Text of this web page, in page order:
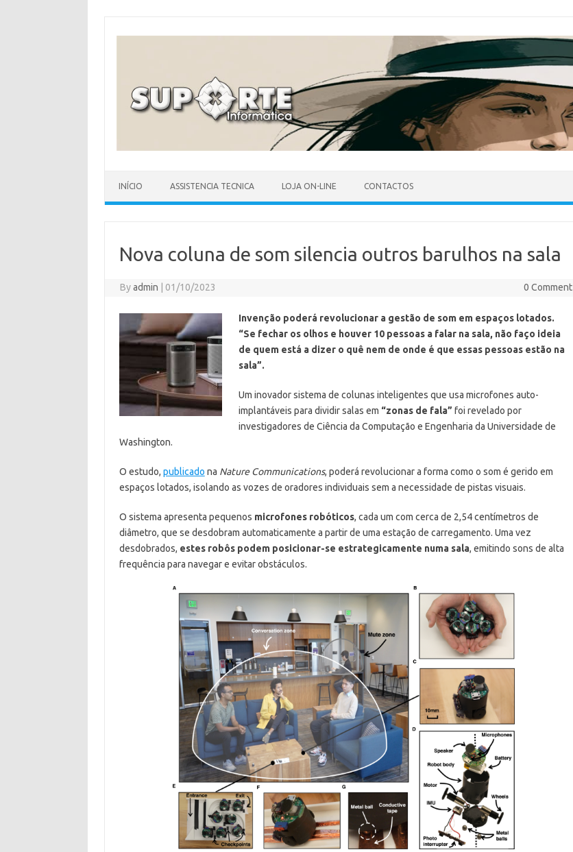
INÍCIO ASSISTENCIA TECNICA LOJA ON-LINE CONTACTOS
Nova coluna de som silencia outros barulhos na sala
Byadmin 01/10/2023 0 Comment
Invenção poderá revolucionar a gestão de som em espaços lotados.
“Se fechar os olhos e houver 10 pessoas a falar na sala, não faço ideia
de quem está a dizer o quê nem de onde é que essas pessoas estão na
sala”.
Um inovador sistema de colunas inteligentes que usa microfones auto-
implantáveis para dividir salas em “zonas de fala” foi revelado por
investigadores de Ciência da Computação e Engenharia da Universidade de
Washington.
O estudo, publicado na Nature Communications, poderá revolucionar a forma como o som é gerido em
espaços lotados, isolando as vozes de oradores individuais sem a necessidade de pistas visuais.
O sistema apresenta pequenos microfones robóticos, cada um com cerca de 2,54 centímetros de
diâmetro, que se desdobram automaticamente a partir de uma estação de carregamento. Uma vez
desdobrados, estes robôs podem posicionar-se estrategicamente numa sala, emitindo sons de alta
frequência para navegar e evitar obstáculos.